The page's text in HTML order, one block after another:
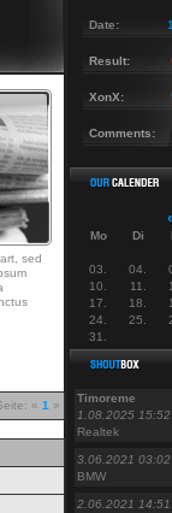
sed
« 1 »
Date:
Result:
XonX:
Comments:
Mo Di
03.
04.
10.
11.
17.
18.
24.
25.
31.
Timoreme
1.08.2025 15:52
Realtek
3.06.2021 03:02
BMW
2.06.2021 14:51